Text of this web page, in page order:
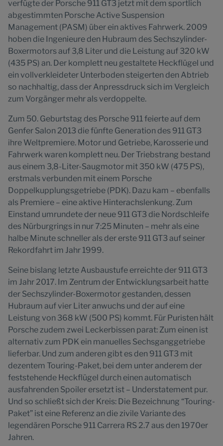
verfügte der Porsche 911 GT3 jetzt mit dem sportlich
abgestimmten Porsche Active Suspension
Management (PASM) über ein aktives Fahrwerk. 2009
hoben die Ingenieure den Hubraum des Sechszylinder-
Boxermotors auf 3,8 Liter und die Leistung auf 320 kW
(435 PS) an. Der komplett neu gestaltete Heckflügel und
ein vollverkleideter Unterboden steigerten den Abtrieb
so nachhaltig, dass der Anpressdruck sich im Vergleich
zum Vorgänger mehr als verdoppelte.
Zum 50. Geburtstag des Porsche 911 feierte auf dem
Genfer Salon 2013 die fünfte Generation des 911 GT3
ihre Weltpremiere. Motor und Getriebe, Karosserie und
Fahrwerk waren komplett neu. Der Triebstrang bestand
aus einem 3,8-Liter-Saugmotor mit 350 kW (475 PS),
erstmals verbunden mit einem Porsche
Doppelkupplungsgetriebe (PDK). Dazu kam – ebenfalls
als Premiere – eine aktive Hinterachslenkung. Zum
Einstand umrundete der neue 911 GT3 die Nordschleife
des Nürburgrings in nur 7:25 Minuten – mehr als eine
halbe Minute schneller als der erste 911 GT3 auf seiner
Rekordfahrt im Jahr 1999.
Seine bislang letzte Ausbaustufe erreichte der 911 GT3
im Jahr 2017. Im Zentrum der Entwicklungsarbeit hatte
der Sechszylinder-Boxermotor gestanden, dessen
Hubraum auf vier Liter anwuchs und der auf eine
Leistung von 368 kW (500 PS) kommt. Für Puristen hält
Porsche zudem zwei Leckerbissen parat: Zum einen ist
alternativ zum PDK ein manuelles Sechsganggetriebe
lieferbar. Und zum anderen gibt es den 911 GT3 mit
dezentem Touring-Paket, bei dem unter anderem der
feststehende Heckflügel durch einen automatisch
ausfahrenden Spoiler ersetzt ist – Understatement pur.
Und so schließt sich der Kreis: Die Bezeichnung “Touring-
Paket” ist eine Referenz an die zivile Variante des
legendären Porsche 911 Carrera RS 2.7 aus den 1970er
Jahren.